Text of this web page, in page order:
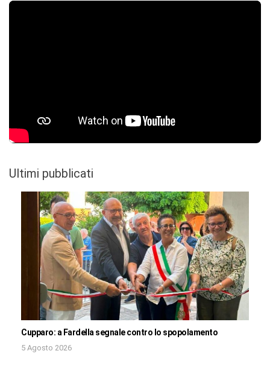
Ultimi pubblicati
Cupparo: a Fardella segnale contro lo spopolamento
5 Agosto 2026